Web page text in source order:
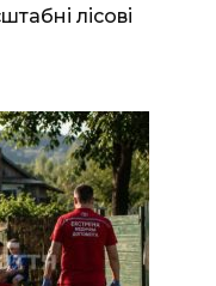
лісові